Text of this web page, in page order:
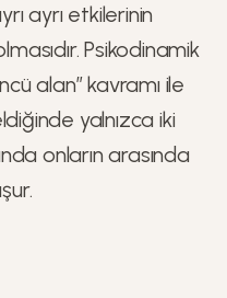
ayrı etkilerinin
Psikodinamik
alan” kavramı ile
yalnızca iki
onların arasında